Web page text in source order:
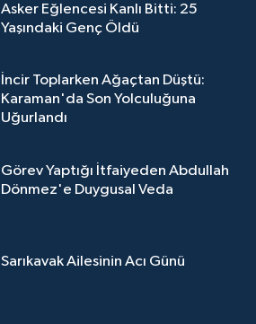
Asker Eğlencesi Kanlı Bitti: 25
Yaşındaki Genç Öldü
İncir Toplarken Ağaçtan Düştü:
Karaman'da Son Yolculuğuna
Uğurlandı
Görev Yaptığı İtfaiyeden Abdullah
Dönmez'e Duygusal Veda
Sarıkavak Ailesinin Acı Günü